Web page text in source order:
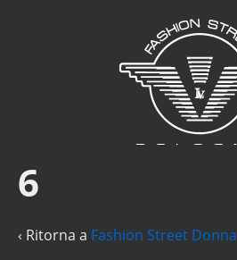
6
‹ Ritorna a Fashion Street Donna